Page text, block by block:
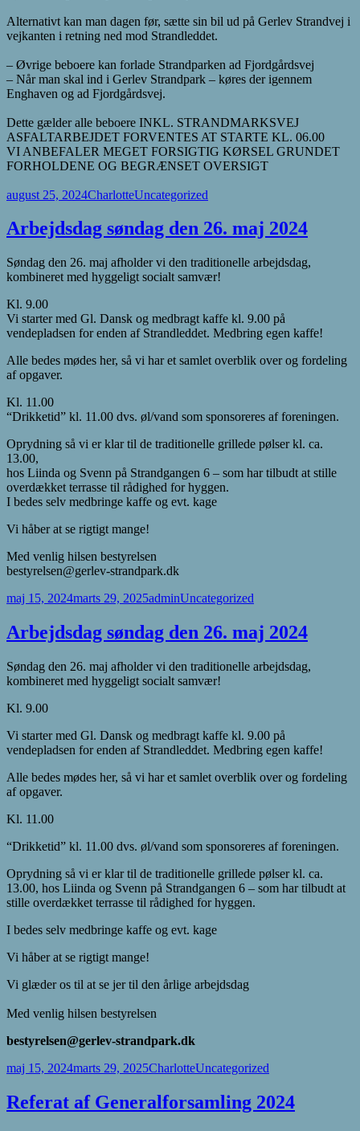
Alternativt kan man dagen før, sætte sin bil ud på Gerlev Strandvej i
vejkanten i retning ned mod Strandleddet.
– Øvrige beboere kan forlade Strandparken ad Fjordgårdsvej
– Når man skal ind i Gerlev Strandpark – køres der igennem
Enghaven og ad Fjordgårdsvej.
Dette gælder alle beboere INKL. STRANDMARKSVEJ
ASFALTARBEJDET FORVENTES AT STARTE KL. 06.00
VI ANBEFALER MEGET FORSIGTIG KØRSEL GRUNDET
FORHOLDENE OG BEGRÆNSET OVERSIGT
Udgivet
august 25, 2024Forfatter
CharlotteKategorier
Uncategorized
Arbejdsdag søndag den 26. maj 2024
Søndag den 26. maj afholder vi den traditionelle arbejdsdag,
kombineret med hyggeligt socialt samvær!
Kl. 9.00
Vi starter med Gl. Dansk og medbragt kaffe kl. 9.00 på
vendepladsen for enden af Strandleddet. Medbring egen kaffe!
Alle bedes mødes her, så vi har et samlet overblik over og fordeling
af opgaver.
Kl. 11.00
“Drikketid” kl. 11.00 dvs. øl/vand som sponsoreres af foreningen.
Oprydning så vi er klar til de traditionelle grillede pølser kl. ca.
13.00,
hos Liinda og Svenn på Strandgangen 6 – som har tilbudt at stille
overdækket terrasse til rådighed for hyggen.
I bedes selv medbringe kaffe og evt. kage
Vi håber at se rigtigt mange!
Med venlig hilsen bestyrelsen
bestyrelsen@gerlev-strandpark.dk
Udgivet
maj 15, 2024marts 29, 2025Forfatter
adminKategorier
Uncategorized
Arbejdsdag søndag den 26. maj 2024
Søndag den 26. maj afholder vi den traditionelle arbejdsdag,
kombineret med hyggeligt socialt samvær!
Kl. 9.00
Vi starter med Gl. Dansk og medbragt kaffe kl. 9.00 på
vendepladsen for enden af Strandleddet. Medbring egen kaffe!
Alle bedes mødes her, så vi har et samlet overblik over og fordeling
af opgaver.
Kl. 11.00
“Drikketid” kl. 11.00 dvs. øl/vand som sponsoreres af foreningen.
Oprydning så vi er klar til de traditionelle grillede pølser kl. ca.
13.00, hos Liinda og Svenn på Strandgangen 6 – som har tilbudt at
stille overdækket terrasse til rådighed for hyggen.
I bedes selv medbringe kaffe og evt. kage
Vi håber at se rigtigt mange!
Vi glæder os til at se jer til den årlige arbejdsdag
Med venlig hilsen bestyrelsen
bestyrelsen@gerlev-strandpark.dk
Udgivet
maj 15, 2024marts 29, 2025Forfatter
CharlotteKategorier
Uncategorized
Referat af Generalforsamling 2024